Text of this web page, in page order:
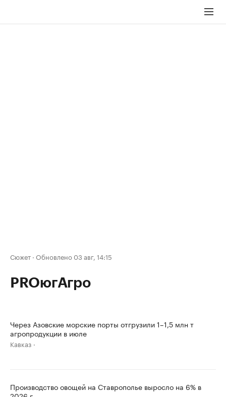
Сюжет · Обновлено 03 авг, 14:15
PROюгАгро
Через Азовские морские порты отгрузили 1–1,5 млн т
агропродукции в июле
Кавказ
Производство овощей на Ставрополье выросло на 6% в